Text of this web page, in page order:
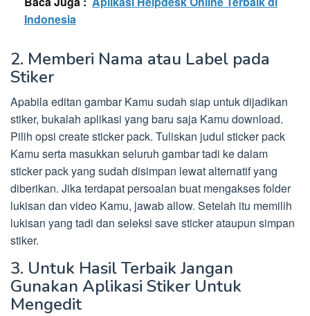
Indonesia
2. Memberi Nama atau Label pada
Stiker
Apabila editan gambar Kamu sudah siap untuk dijadikan
stiker, bukalah aplikasi yang baru saja Kamu download.
Pilih opsi create sticker pack. Tuliskan judul sticker pack
Kamu serta masukkan seluruh gambar tadi ke dalam
sticker pack yang sudah disimpan lewat alternatif yang
diberikan. Jika terdapat persoalan buat mengakses folder
lukisan dan video Kamu, jawab allow. Setelah itu memilih
lukisan yang tadi dan seleksi save sticker ataupun simpan
stiker.
3. Untuk Hasil Terbaik Jangan
Gunakan Aplikasi Stiker Untuk
Mengedit